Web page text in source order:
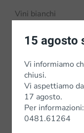
Vini bianchi
Shop
15 agosto
Vi informiamo
chiusi.
Vi aspettiamo
17 agosto.
Per informazioni:
0481.61264